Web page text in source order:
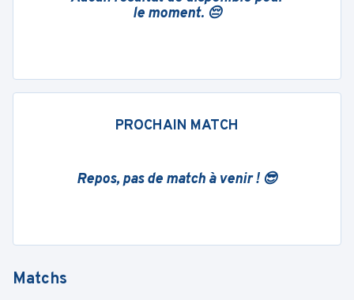
le moment. 😔
PROCHAIN MATCH
Repos, pas de match à venir ! 😎
Matchs